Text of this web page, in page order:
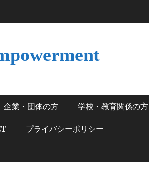
企業・団体の方 学校・教育関係の方
プライバシーポリシー